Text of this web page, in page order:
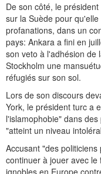
De son côté, le
sur la Suède pour
profanations, dans un
pays: Ankara a fini en
son veto à l'adhésion de
Stockholm une
réfugiés sur son sol.
Lors de son discours
York, le président turc a
l'islamophobie" dans
"atteint un niveau
Accusant "des
continuer à jouer avec